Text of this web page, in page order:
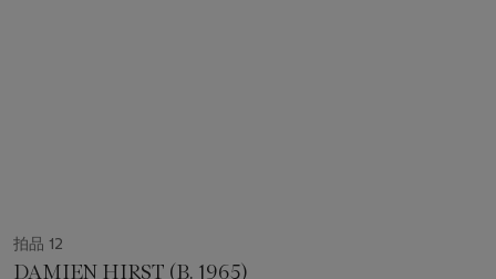
拍品 12
DAMIEN HIRST (B. 1965)